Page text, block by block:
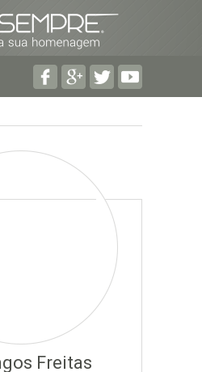
Freitas
para ser notificado de
concelho.
com a informação mais